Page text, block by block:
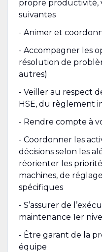
propre productivité,
suivantes
- Animer et
- Accompagner les
résolution de
autres)
- Veiller au respect
HSE, du règlement
- Rendre compte à
- Coordonner les
décisions selon les
réorienter les
machines, de
spécifiques
- S’assurer de
maintenance 1er
- Être garant de la
équipe